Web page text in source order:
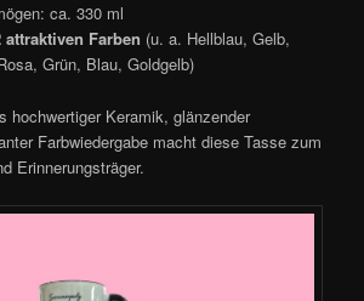
ca. 330 ml
attraktiven Farben (u. a. Hellblau, Gelb,
Grün, Blau, Goldgelb)
hochwertiger Keramik, glänzender
Farbwiedergabe macht diese Tasse zum
Erinnerungsträger.